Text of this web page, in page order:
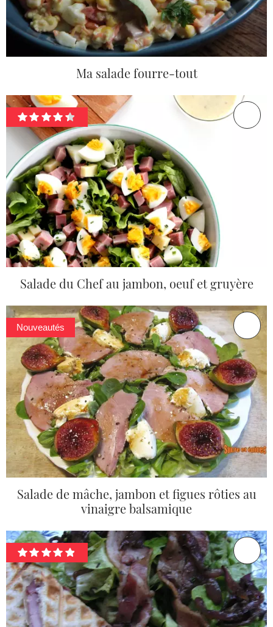
Ma salade fourre-tout
Salade du Chef au jambon, oeuf et gruyère
Nouveautés
Salade de mâche, jambon et figues rôties au
vinaigre balsamique